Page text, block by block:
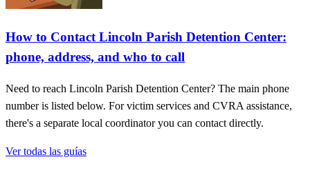
How to Contact Lincoln Parish Detention Center:
phone, address, and who to call
Need to reach Lincoln Parish Detention Center? The main phone
number is listed below. For victim services and CVRA assistance,
there's a separate local coordinator you can contact directly.
Ver todas las guías